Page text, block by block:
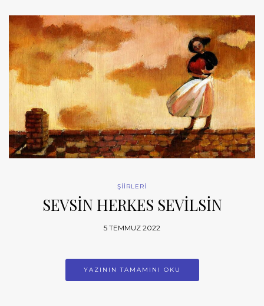
ŞİİRLERİ
SEVSİN HERKES SEVİLSİN
5 TEMMUZ 2022
YAZININ TAMAMINI OKU